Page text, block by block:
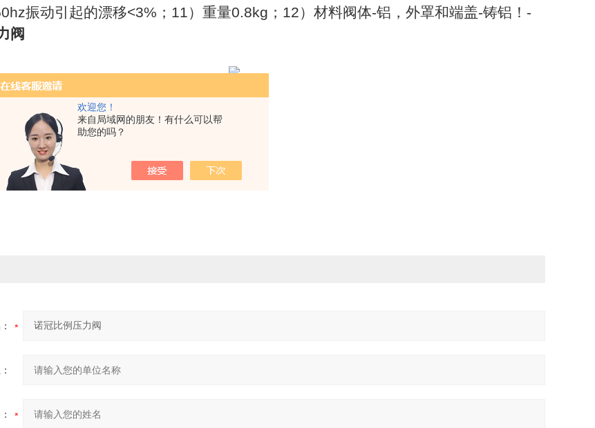
欢迎您！
来自局域网的朋友！有什么可以帮
助您的吗？
振动引起的漂移<3%；11）重量0.8kg；12）材料阀体-铝，外罩和端盖-铸铝！-
阀